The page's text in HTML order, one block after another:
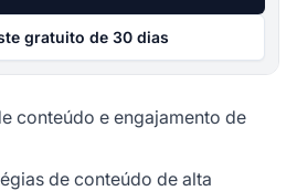
gratuito de 30 dias
conteúdo e engajamento de
de conteúdo de alta